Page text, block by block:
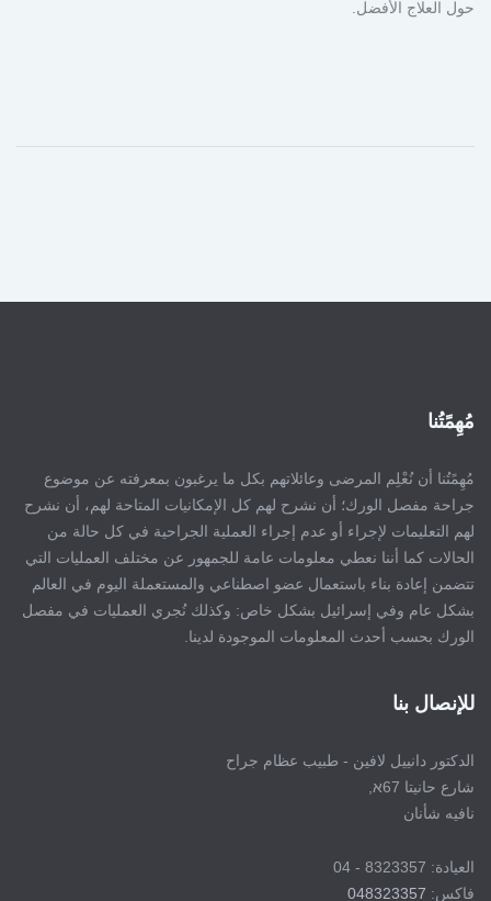
حول العلاج الأفضل.
مُهِمًتُنا
مُهِمًتُنا أن نُعْلِم المرضى وعائلاتهم بكل ما يرغبون بمعرفته عن موضوع
جراحة مفصل الورك؛ أن نشرح لهم كل الإمكانيات المتاحة لهم، أن نشرح
لهم التعليمات لإجراء أو عدم إجراء العملية الجراحية في كل حالة من
الحالات كما أننا نعطي معلومات عامة للجمهور عن مختلف العمليات التي
تتضمن إعادة بناء باستعمال عضو اصطناعي والمستعملة اليوم في العالم
بشكل عام وفي إسرائيل بشكل خاص: وكذلك نُجري العمليات في مفصل
الورك بحسب أحدث المعلومات الموجودة لدينا.
للإنصال بنا
الدكتور دانييل لافين - طبيب عظام جراح
شارع حانيتا 67א,
نافيه شأنان
العيادة: 8323357 - 04
فاكس: 048323357